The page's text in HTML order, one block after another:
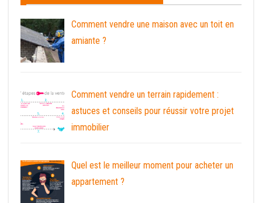
Comment vendre une maison avec un toit en
amiante ?
Comment vendre un terrain rapidement :
astuces et conseils pour réussir votre projet
immobilier
Quel est le meilleur moment pour acheter un
appartement ?